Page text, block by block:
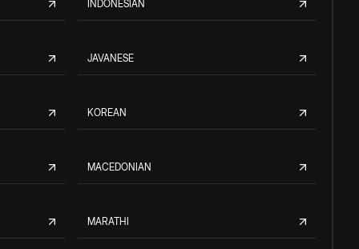
INDONESIAN
JAVANESE
KOREAN
MACEDONIAN
MARATHI